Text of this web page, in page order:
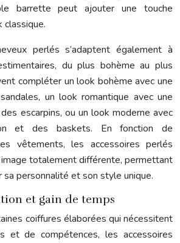
barrette peut ajouter une touche
classique.
perlés s’adaptent également à
du plus bohème au plus
compléter un look bohème avec une
un look romantique avec une
escarpins, ou un look moderne avec
et des baskets. En fonction de
vêtements, les accessoires perlés
totalement différente, permettant
sa personnalité et son style unique.
et gain de temps
coiffures élaborées qui nécessitent
et de compétences, les accessoires